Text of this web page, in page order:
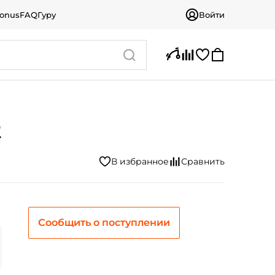
FAQГуру Войти
Сообщить о поступлении